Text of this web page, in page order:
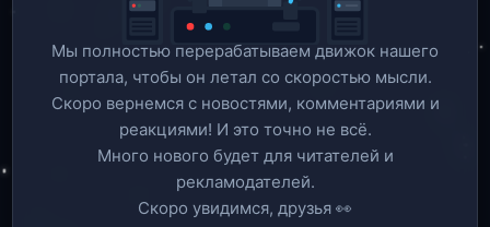
Мы полностью перерабатываем движок нашего
портала, чтобы он летал со скоростью мысли.
Скоро вернемся c новостями, комментариями и
реакциями! И это точно не всё.
Много нового будет для читателей и
рекламодателей.
Скоро увидимся, друзья 👀